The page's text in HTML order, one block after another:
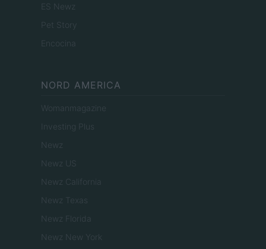
ES Newz
Pet Story
Encocina
NORD AMERICA
Womanmagazine
Investing Plus
Newz
Newz US
Newz California
Newz Texas
Newz Florida
Newz New York